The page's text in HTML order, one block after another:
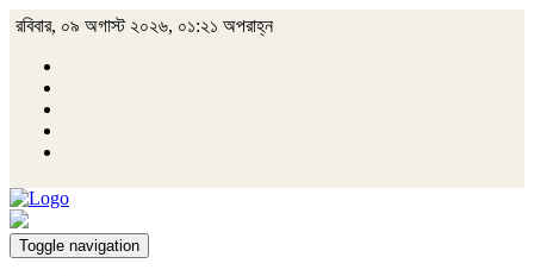
রবিবার, ০৯ অগাস্ট ২০২৬, ০১:২১ অপরাহ্ন
Toggle navigation